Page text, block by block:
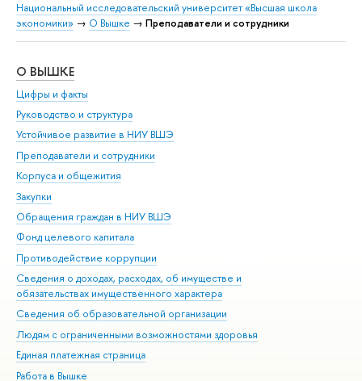
Национальный исследовательский университет «Высшая школа
экономики» → О Вышке → Преподаватели и сотрудники
О ВЫШКЕ
Цифры и факты
Руководство и структура
Устойчивое развитие в НИУ ВШЭ
Преподаватели и сотрудники
Корпуса и общежития
Закупки
Обращения граждан в НИУ ВШЭ
Фонд целевого капитала
Противодействие коррупции
Сведения о доходах, расходах, об имуществе и
обязательствах имущественного характера
Сведения об образовательной организации
Людям с ограниченными возможностями здоровья
Единая платежная страница
Работа в Вышке